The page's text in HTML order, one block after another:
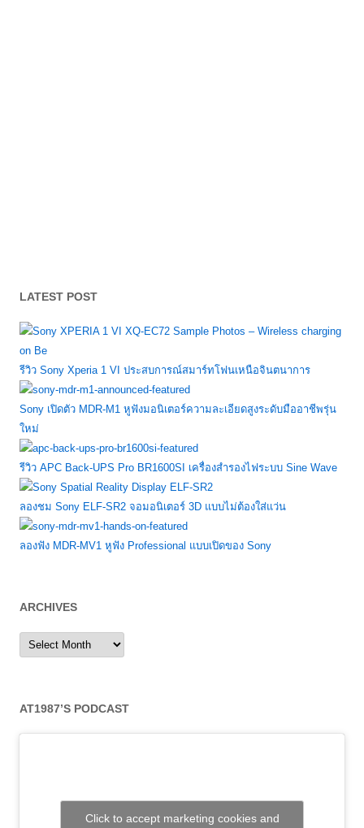
LATEST POST
รีวิว Sony Xperia 1 VI ประสบการณ์สมาร์ทโฟนเหนือจินตนาการ
Sony เปิดตัว MDR-M1 หูฟังมอนิเตอร์ความละเอียดสูงระดับมืออาชีพรุ่น
ใหม่
รีวิว APC Back-UPS Pro BR1600SI เครื่องสำรองไฟระบบ Sine Wave
ลองชม Sony ELF-SR2 จอมอนิเตอร์ 3D แบบไม่ต้องใส่แว่น
ลองฟัง MDR-MV1 หูฟัง Professional แบบเปิดของ Sony
ARCHIVES
Archives
AT1987’S PODCAST
Click to accept marketing cookies and